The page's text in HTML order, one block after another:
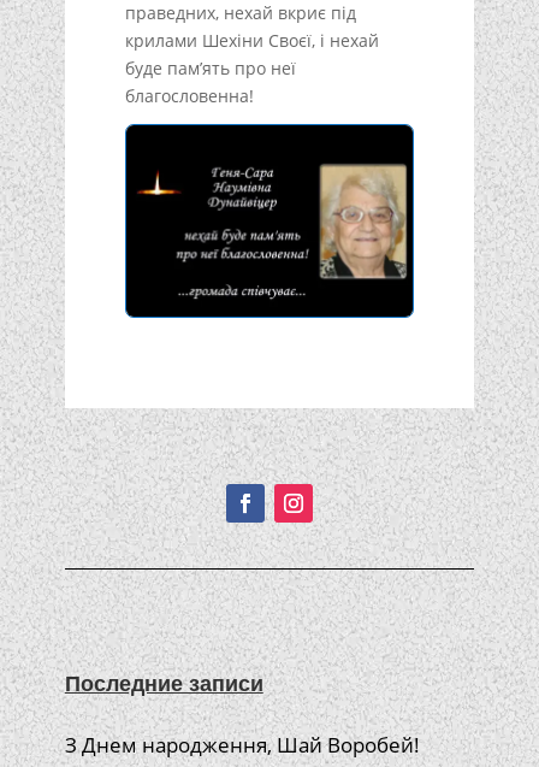
праведних, нехай вкриє під
крилами Шехіни Своєї, і нехай
буде пам’ять про неї
благословенна!
Подписывайтесь!
Последние записи
З Днем народження, Шай Воробей!